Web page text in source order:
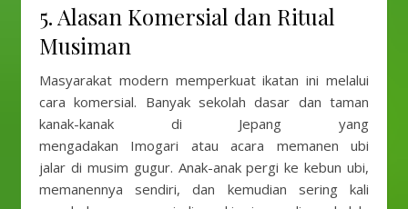
5. Alasan Komersial dan Ritual
Musiman
Masyarakat modern memperkuat ikatan ini melalui
cara komersial. Banyak sekolah dasar dan taman
kanak-kanak di Jepang yang
mengadakan Imogari atau acara memanen ubi
jalar di musim gugur. Anak-anak pergi ke kebun ubi,
memanennya sendiri, dan kemudian sering kali